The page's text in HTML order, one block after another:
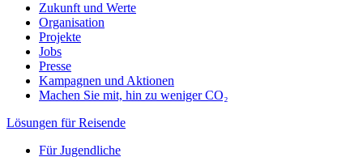
Zukunft und Werte
Organisation
Projekte
Jobs
Presse
Kampagnen und Aktionen
Machen Sie mit, hin zu weniger CO₂
Lösungen für Reisende
Für Jugendliche